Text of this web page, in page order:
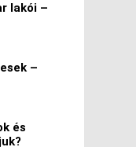
lakói –
–
és